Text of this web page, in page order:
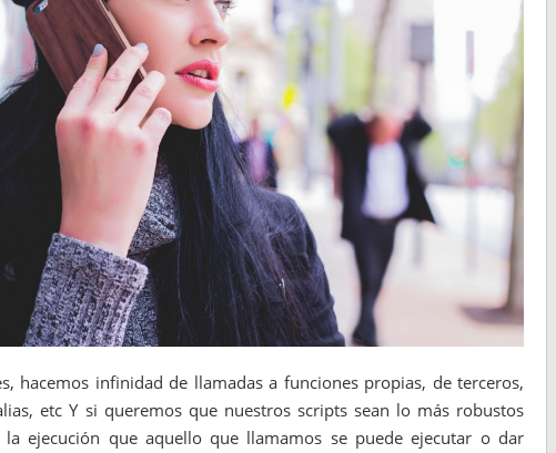
hacemos infinidad de llamadas a funciones propias, de terceros,
etc Y si queremos que nuestros scripts sean lo más robustos
ejecución que aquello que llamamos se puede ejecutar o dar